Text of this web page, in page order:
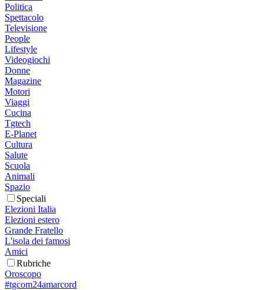
Politica
Spettacolo
Televisione
People
Lifestyle
Videogiochi
Donne
Magazine
Motori
Viaggi
Cucina
Tgtech
E-Planet
Cultura
Salute
Scuola
Animali
Spazio
Speciali
Elezioni Italia
Elezioni estero
Grande Fratello
L'isola dei famosi
Amici
Rubriche
Oroscopo
#tgcom24amarcord